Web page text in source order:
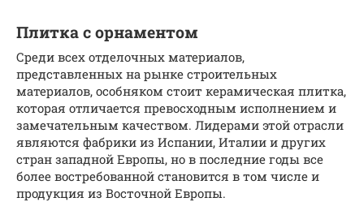
Плитка с орнаментом
Среди всех отделочных материалов,
представленных на рынке строительных
материалов, особняком стоит керамическая плитка,
которая отличается превосходным исполнением и
замечательным качеством. Лидерами этой отрасли
являются фабрики из Испании, Италии и других
стран западной Европы, но в последние годы все
более востребованной становится в том числе и
продукция из Восточной Европы.